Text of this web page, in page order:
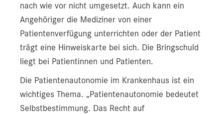
nach wie vor nicht umgesetzt. Auch kann ein
Angehöriger die Mediziner von einer
Patientenverfügung unterrichten oder der Patient
trägt eine Hinweiskarte bei sich. Die Bringschuld
liegt bei Patientinnen und Patienten.
Die Patientenautonomie im Krankenhaus ist ein
wichtiges Thema. „Patientenautonomie bedeutet
Selbstbestimmung. Das Recht auf